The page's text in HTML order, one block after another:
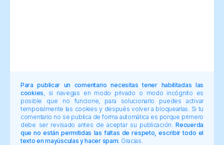
Para publicar un comentario necesitas tener habilitadas las
cookies , si navegas en modo privado o modo incógnito es
posible que no funcione, para solucionarlo puedes activar
temporalmente las cookies y después volver a bloquearlas. Si tu
comentario no se publica de forma automática es porque primero
debe ser revisado antes de aceptar su publicación.Recuerda
que no están permitidas las faltas de respeto, escribir todo el
texto en mayúsculas y hacer spam. Gracias.